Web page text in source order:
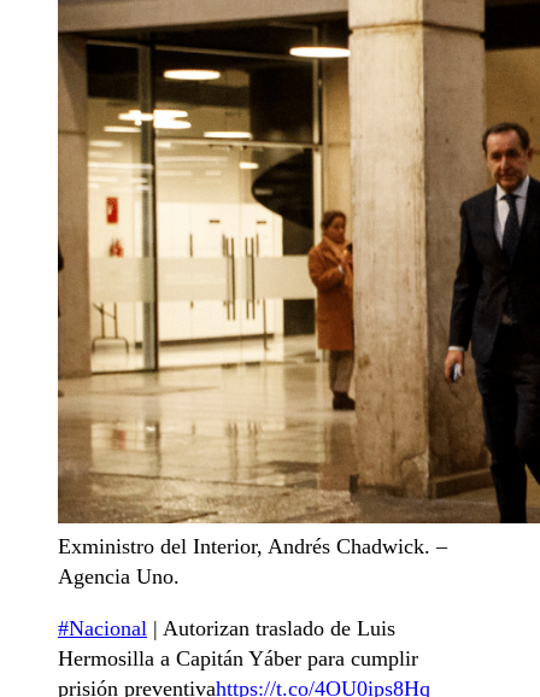
Exministro del Interior, Andrés Chadwick. –
Agencia Uno.
#Nacional | Autorizan traslado de Luis
Hermosilla a Capitán Yáber para cumplir
prisión preventivahttps://t.co/4OU0ips8Hq